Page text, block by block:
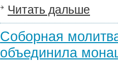
Читать дальше
Соборная
объединила